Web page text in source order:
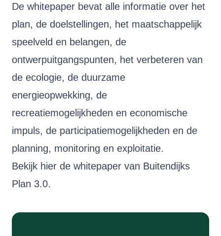
De whitepaper bevat alle informatie over het
plan, de doelstellingen, het maatschappelijk
speelveld en belangen, de
ontwerpuitgangspunten, het verbeteren van
de ecologie, de duurzame
energieopwekking, de
recreatiemogelijkheden en economische
impuls, de participatiemogelijkheden en de
planning, monitoring en exploitatie.
Bekijk hier de whitepaper van Buitendijks
Plan 3.0.